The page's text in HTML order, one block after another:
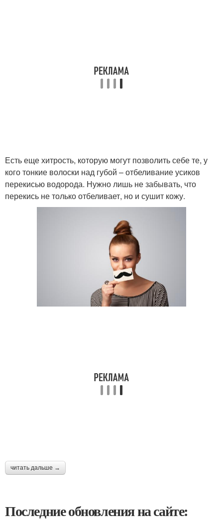
Есть еще хитрость, которую могут позволить себе те, у
кого тонкие волоски над губой – отбеливание усиков
перекисью водорода. Нужно лишь не забывать, что
перекись не только отбеливает, но и сушит кожу.
читать дальше →
Последние обновления на сайте: